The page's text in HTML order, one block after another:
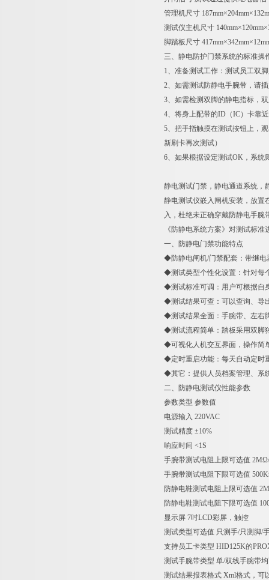
管理机尺寸
测试仪主机尺寸
脚踏板尺寸
三、静电防护门禁系统的标准操
1、准备测试工作：测试员工双
2、如需测试防静电手腕带，请
3、如需检测双脚的静电指标，
4、将身上配带的ID（IC）卡靠
5、把手指触摸在测试按钮上，
新刷卡再次测试）
6、如果根据设定测试OK，系统
静电测试门禁，静电通道系统，
静电测试仪嵌入闸机安装，放置
入，杜绝未正确穿戴防静电手腕
《防静电系统方案》对测试标准
一、防静电门禁功能特点
◆防静电闸机/门禁配套：带继电
◆测试类型个性化设置：针对每
◆测试标准可调：用户可根据自
◆测试结果可查：可以查询、导
◆测试结果全面：手腕带、左右
◆测试流程简单：踏板采用双脚
◆可视化人机交互界面，操作简
◆定时重启功能：每天自动定时
◆其它：提供人员档案管理、系
二、防静电测试仪性能参数
参数类型 参数值
电源输入 220VAC
测试精度 ±10%
响应时间 <1S
手腕带测试电阻上限可选值
手腕带测试电阻下限可选值
防静电鞋测试电阻上限可选值
防静电鞋测试电阻下限可选值
显示屏 7吋LCD彩屏，触控
测试类型可选值 只测手/只测脚/
支持员工卡类型 HID125K的
测试手腕带类型 单/双线手腕带
测试结果报表格式 Xml格式，可